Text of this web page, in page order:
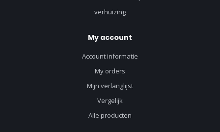
verhuizing
My account
Account informatie
My orders
Mijn verlanglijst
Vergelijk
Alle producten